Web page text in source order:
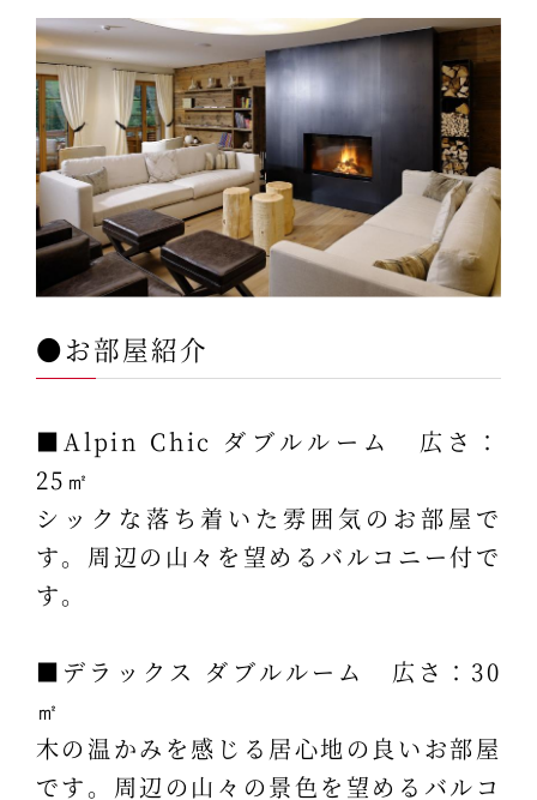
●お部屋紹介
■Alpin Chic ダブルルーム 広さ：
25㎡
シックな落ち着いた雰囲気のお部屋で
す。周辺の山々を望めるバルコニー付で
す。
■デラックス ダブルルーム 広さ：30
㎡
木の温かみを感じる居心地の良いお部屋
です。周辺の山々の景色を望めるバルコ